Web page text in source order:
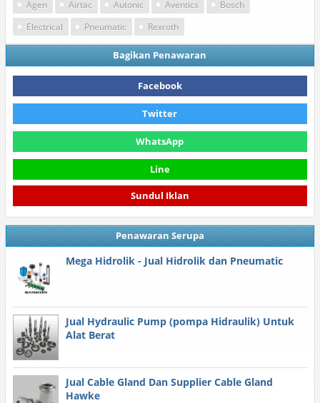
Agen Airtac Autonic Aventics
Bosch
Electrical
Pneumatic Rexroth
Bagikan Penawaran
Facebook
Twitter
WhatsApp
Line
Sundul Iklan
Penawaran Serupa
Mega Hidrolik - Jual Hidrolik dan Pneumatic
Jual Hydraulic Pump (pompa Hidraulik) Untuk
Alat Berat
Jual Cable Gland Dan Supplier Cable Gland
Hawke